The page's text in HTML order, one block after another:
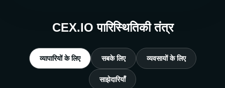
CEX.IO पारिस्थितिकी तंत्र
व्यापारियों के लिए सबके लिए व्यवसायों के लिए
साझेदारियाँ